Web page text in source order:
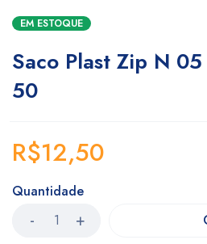
EM ESTOQUE
Saco Plast Zip N
50
R$12,50
Quantidade